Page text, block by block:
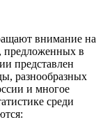
внимание на
предложенных в
представлен
разнообразных
и многое
среди